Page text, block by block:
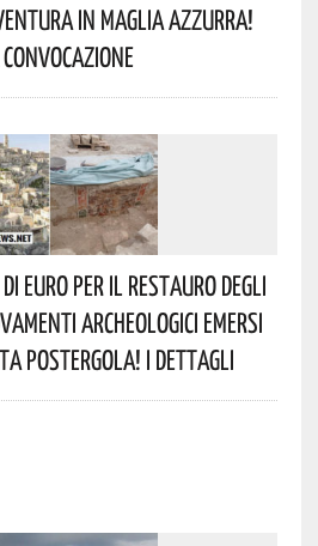
In Maglia Azzurra!
Euro Per Il Restauro Degli
Archeologici Emersi
Postergola! I Dettagli